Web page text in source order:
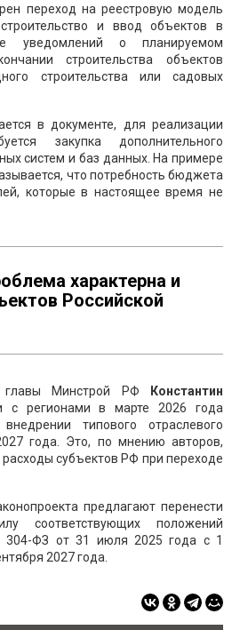
переход на реестровую модель
и ввод объектов в
уведомлений о планируемом
строительства объектов
строительства или садовых
в документе, для реализации
закупка дополнительного
систем и баз данных. На примере
что потребность бюджета
которые в настоящее время не
характерна и
Российской
главы Минстрой РФ
Константин
с регионами в марте 2026 года
типового отраслевого
года. Это, по мнению авторов,
субъектов РФ при переходе
предлагают перенести
соответствующих положений
ФЗ от 31 июля 2025 года с 1
2027 года.